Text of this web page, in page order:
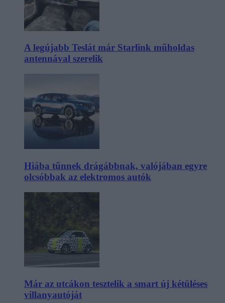
A legújabb Teslát már Starlink műholdas
antennával szerelik
Hiába tűnnek drágábbnak, valójában egyre
olcsóbbak az elektromos autók
Már az utcákon tesztelik a smart új kétüléses
villanyautóját